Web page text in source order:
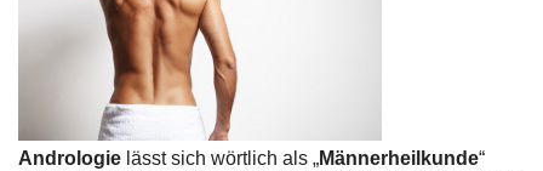
Andrologie lässt sich wörtlich als „Männerheilkunde“